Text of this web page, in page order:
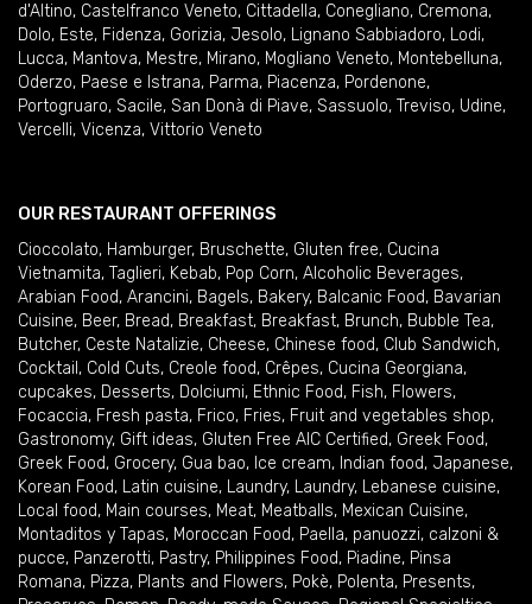
d'Altino, Castelfranco Veneto, Cittadella, Conegliano, Cremona,
Dolo, Este, Fidenza, Gorizia, Jesolo, Lignano Sabbiadoro, Lodi,
Lucca, Mantova, Mestre, Mirano, Mogliano Veneto, Montebelluna,
Oderzo, Paese e Istrana, Parma, Piacenza, Pordenone,
Portogruaro, Sacile, San Donà di Piave, Sassuolo, Treviso, Udine,
Vercelli, Vicenza, Vittorio Veneto
OUR RESTAURANT OFFERINGS
Cioccolato, Hamburger, Bruschette, Gluten free, Cucina
Vietnamita, Taglieri, Kebab, Pop Corn, Alcoholic Beverages,
Arabian Food, Arancini, Bagels, Bakery, Balcanic Food, Bavarian
Cuisine, Beer, Bread, Breakfast, Breakfast, Brunch, Bubble Tea,
Butcher, Ceste Natalizie, Cheese, Chinese food, Club Sandwich,
Cocktail , Cold Cuts, Creole food, Crêpes, Cucina Georgiana,
cupcakes, Desserts, Dolciumi, Ethnic Food, Fish, Flowers,
Focaccia, Fresh pasta, Frico, Fries, Fruit and vegetables shop,
Gastronomy, Gift ideas, Gluten Free AIC Certified, Greek Food,
Greek Food, Grocery, Gua bao, Ice cream, Indian food, Japanese,
Korean Food, Latin cuisine, Laundry, Laundry, Lebanese cuisine,
Local food, Main courses, Meat, Meatballs, Mexican Cuisine,
Montaditos y Tapas, Moroccan Food, Paella, panuozzi, calzoni &
pucce, Panzerotti, Pastry, Philippines Food, Piadine, Pinsa
Romana, Pizza, Plants and Flowers, Pokè, Polenta, Presents,